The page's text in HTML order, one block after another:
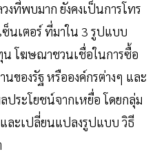
ที่พบมาก ยังคงเป็นการโทร
นเตอร์ ที่มาใน 3 รูปแบบ
โฆษณาชวนเชื่อในการซื้อ
ของรัฐ หรือองค์กรต่างๆ และ
ระโยชน์จากเหยื่อ โดยกลุ่ม
ละเปลี่ยนแปลงรูปแบบ วิธี